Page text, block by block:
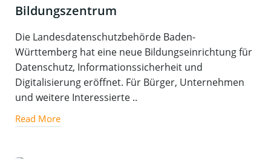
Bildungszentrum
Die Landesdatenschutzbehörde Baden-
Württemberg hat eine neue Bildungseinrichtung für
Datenschutz, Informationssicherheit und
Digitalisierung eröffnet. Für Bürger, Unternehmen
und weitere Interessierte ..
Read More